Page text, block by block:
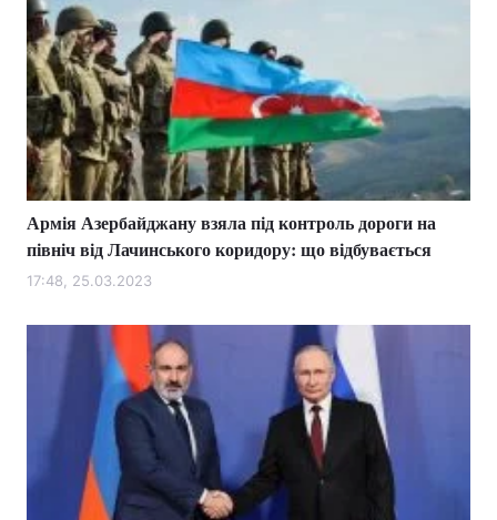
Армія Азербайджану взяла під контроль дороги на
північ від Лачинського коридору: що відбувається
17:48, 25.03.2023